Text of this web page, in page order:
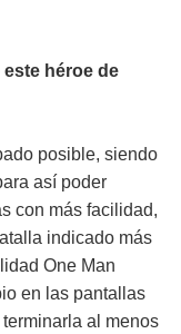
héroe de
posible, siendo
así poder
con más facilidad,
indicado más
One Man
en las pantallas
al menos